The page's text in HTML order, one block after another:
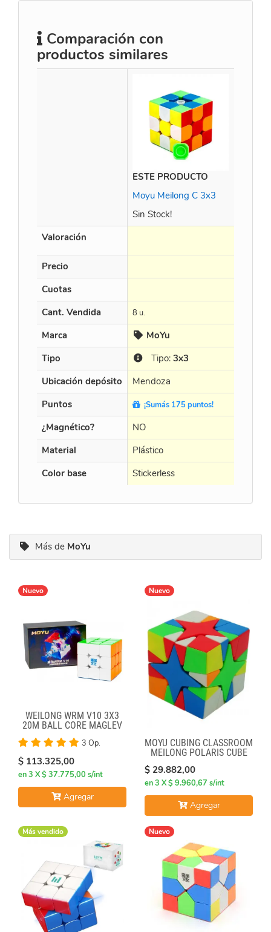
Comparación con
productos similares
ESTE PRODUCTO
Moyu Meilong C 3x3
Sin Stock!
Valoración
Precio
Cuotas
Cant. Vendida 8 u.
Marca MoYu
Tipo
Tipo: 3x3
Ubicación depósito
Mendoza
Puntos
¡Sumás 175 puntos!
¿Magnético? NO
Material
Plástico
Color base
Stickerless
Más de MoYu
Nuevo
WEILONG WRM V10 3X3
20M BALL CORE MAGLEV
UV
3 Op.
$ 113.325,00
en 3 X $ 37.775,00 s/int
Agregar
Nuevo
MOYU CUBING CLASSROOM
MEILONG POLARIS CUBE
$ 29.882,00
en 3 X $ 9.960,67 s/int
Agregar
Más vendido Nuevo